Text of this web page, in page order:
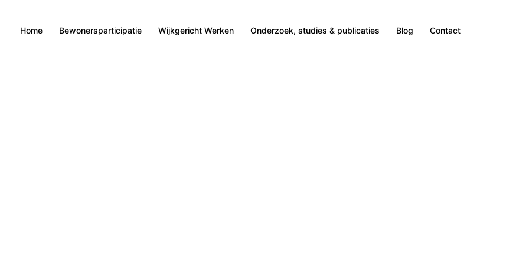
Home Bewonersparticipatie Wijkgericht Werken Onderzoek, studies & publicaties Blog Contact